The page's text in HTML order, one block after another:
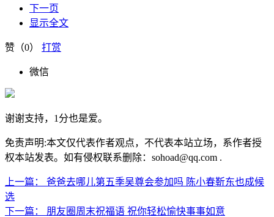
下一页
显示全文
赞（0） 打赏
微信
谢谢支持，1分也是爱。
免责声明:本文仅代表作者观点，不代表本站立场，系作者授
权本站发表。如有侵权联系删除：sohoad@qq.com .
上一篇：
爸爸去哪儿第五季吴尊会参加吗 陈小春靳东也成候
选
下一篇：
朋友圈周末祝福语 祝你轻松愉快事事如意